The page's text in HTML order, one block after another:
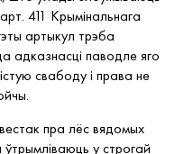
411 Крымінальнага
артыкул трэба
адказнасці паводле яго
свабоду і права не
пра лёс вядомых
ўтрымліваюць у строгай